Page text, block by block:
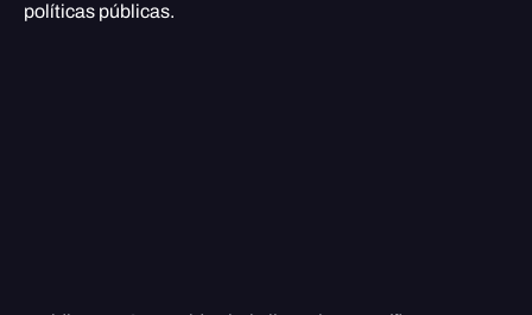
políticas públicas.